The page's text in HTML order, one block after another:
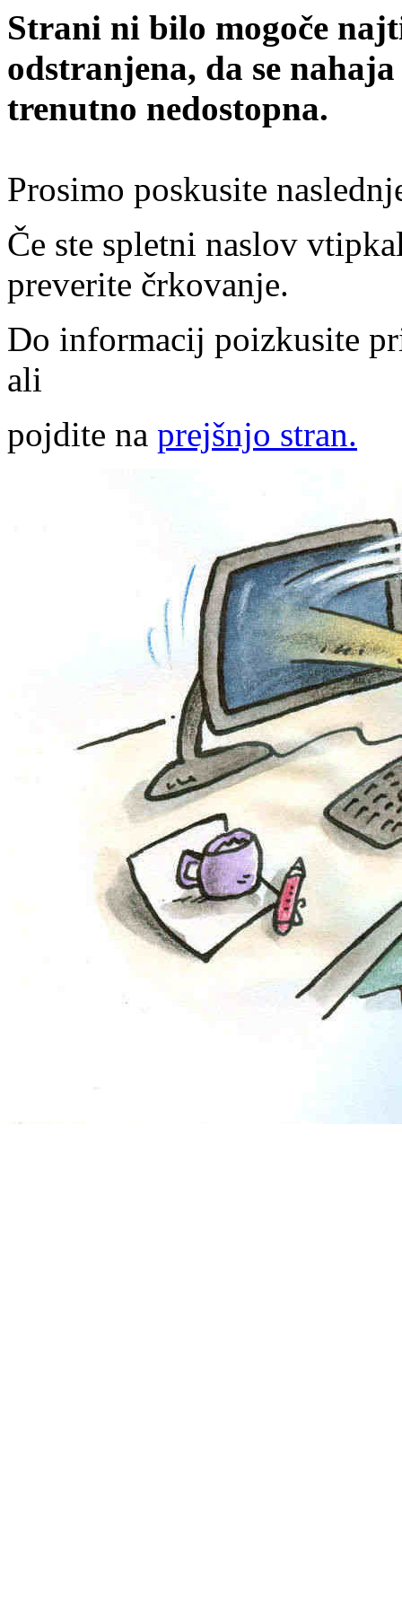
Strani ni bilo mogoče
odstranjena, da se
trenutno nedostopna.
Prosimo poskusite
Če ste spletni naslov
preverite črkovanje.
Do informacij poizkusite
ali
pojdite na prejšnjo stran.